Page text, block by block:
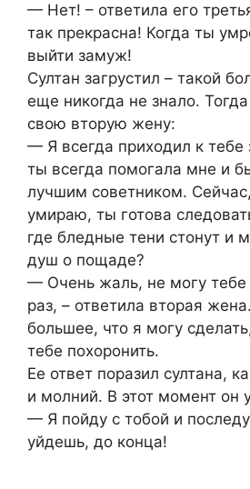
— Нет! – ответила его
так прекрасна! Когда ты
выйти замуж!
Султан загрустил – такой
еще никогда не знало.
свою вторую жену:
— Я всегда приходил к
ты всегда помогала мне и
лучшим советником.
умираю, ты готова
где бледные тени стонут и
душ о пощаде?
— Очень жаль, не могу тебе
раз, – ответила вторая
большее, что я могу
тебе похоронить.
Ее ответ поразил султана,
и молний. В этот момент он
— Я пойду с тобой и
уйдешь, до конца!